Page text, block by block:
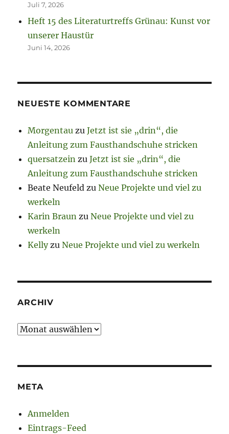
Juli 7, 2026
Heft 15 des Literaturtreffs Grünau: Kunst vor
unserer Haustür
Juni 14, 2026
NEUESTE KOMMENTARE
Morgentau zuJetzt ist sie „drin“, die
Anleitung zum Fausthandschuhe stricken
quersatzein zuJetzt ist sie „drin“, die
Anleitung zum Fausthandschuhe stricken
Beate Neufeld zuNeue Projekte und viel zu
werkeln
Karin Braun zuNeue Projekte und viel zu
werkeln
KellyzuNeue Projekte und viel zu werkeln
ARCHIV
Archiv
META
Anmelden
Eintrags-Feed